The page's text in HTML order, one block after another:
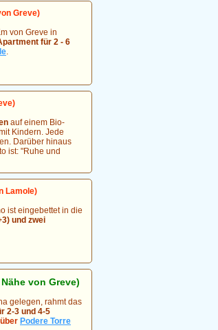
Greve)
von Greve in
für 2 - 6
.
auf einem Bio-
Kindern. Jede
Darüber hinaus
ist: "Ruhe und
Lamole)
ist eingebettet in die
und zwei
von Greve)
gelegen, rahmt das
2-3 und 4-5
Podere Torre